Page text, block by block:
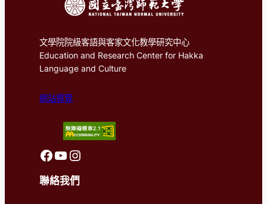
文學院院級客語與客家文化教學研究中心
Education and Research Center for Hakka
Language and Culture
網站導覽
前往客語中心FaceBook 前往客語中心Youtube 前往客語中心Instagram
聯絡我們